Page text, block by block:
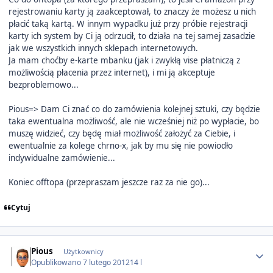
rejestrowaniu karty ją zaakceptował, to znaczy że możesz u nich
płacić taką kartą. W innym wypadku już przy próbie rejestracji
karty ich system by Ci ją odrzucił, to działa na tej samej zasadzie
jak we wszystkich innych sklepach internetowych.
Ja mam choćby e-karte mbanku (jak i zwykłą vise płatniczą z
możliwością płacenia przez internet), i mi ją akceptuje
bezproblemowo...
Pious=> Dam Ci znać co do zamówienia kolejnej sztuki, czy będzie
taka ewentualna możliwość, ale nie wcześniej niż po wypłacie, bo
muszę widzieć, czy będę miał możliwość założyć za Ciebie, i
ewentualnie za kolege chrno-x, jak by mu się nie powiodło
indywidualne zamówienie...
Koniec offtopa (przepraszam jeszcze raz za nie go)...
Cytuj
Pious Użytkownicy
Opublikowano7 lutego 201214 l